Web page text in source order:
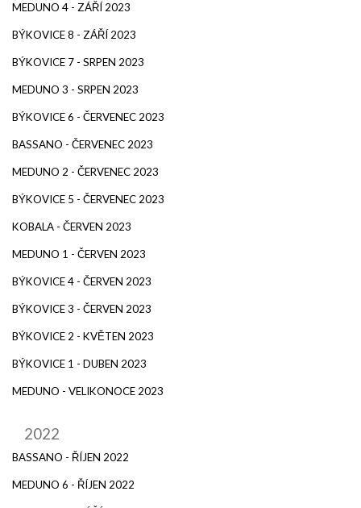
MEDUNO 4 - ZÁŘÍ 2023
BÝKOVICE 8 - ZÁŘÍ 2023
BÝKOVICE 7 - SRPEN 2023
MEDUNO 3 - SRPEN 2023
BÝKOVICE 6 - ČERVENEC 2023
BASSANO - ČERVENEC 2023
MEDUNO 2 - ČERVENEC 2023
BÝKOVICE 5 - ČERVENEC 2023
KOBALA - ČERVEN 2023
MEDUNO 1 - ČERVEN 2023
BÝKOVICE 4 - ČERVEN 2023
BÝKOVICE 3 - ČERVEN 2023
BÝKOVICE 2 - KVĚTEN 2023
BÝKOVICE 1 - DUBEN 2023
MEDUNO - VELIKONOCE 2023
2022
BASSANO - ŘÍJEN 2022
MEDUNO 6 - ŘÍJEN 2022